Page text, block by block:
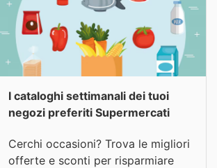
I cataloghi settimanali dei tuoi
negozi preferiti Supermercati
Cerchi occasioni? Trova le migliori
offerte e sconti per risparmiare